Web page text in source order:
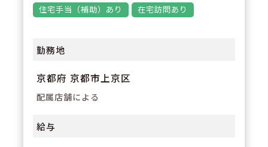
住宅手当（補助）あり
在宅訪問あり
勤務地
京都府 京都市上京区
配属店舗による
給与